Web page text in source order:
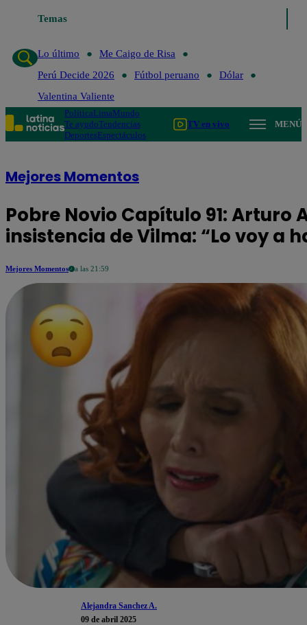
Temas
Lo último
Me Caigo de Risa
Perú Decide 2026
Fútbol peruano
Dólar
Valentina Valiente
PolíticaLimaMundo
Te ayudoTendencias
DeportesEspectáculos
TV en vivo MENÚ
Mejores Momentos
Pobre Novio Capítulo 91: Arturo
insistencia de Vilma: “Lo voy a
Mejores Momentos a las 21:59
Alejandra Sanchez A.
09 de abril 2025